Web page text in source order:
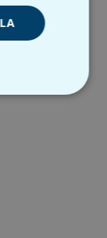
produkt